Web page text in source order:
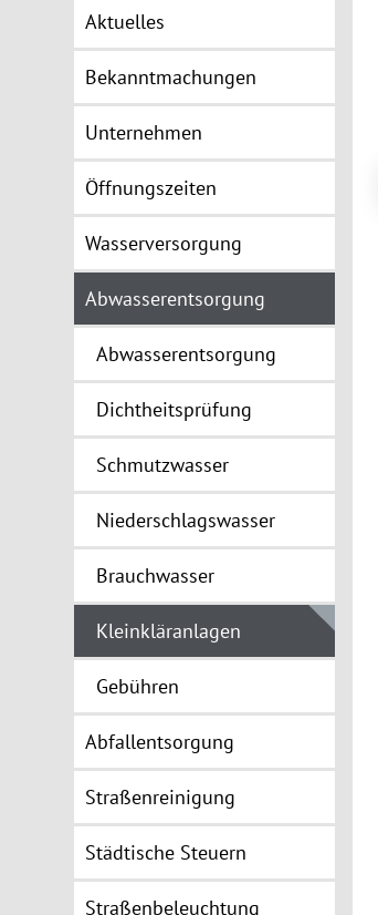
Aktuelles
Bekanntmachungen
Unternehmen
Öffnungszeiten
Wasserversorgung
Abwasserentsorgung
Abwasserentsorgung
Dichtheitsprüfung
Schmutzwasser
Niederschlagswasser
Brauchwasser
Kleinkläranlagen
Gebühren
Abfallentsorgung
Straßenreinigung
Städtische Steuern
Straßenbeleuchtung